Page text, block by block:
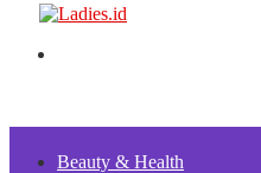
Beauty & Health